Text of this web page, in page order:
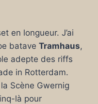
en longueur. J’ai
batave Tramhaus,
adepte des riffs
in Rotterdam.
Scène Gwernig
là pour